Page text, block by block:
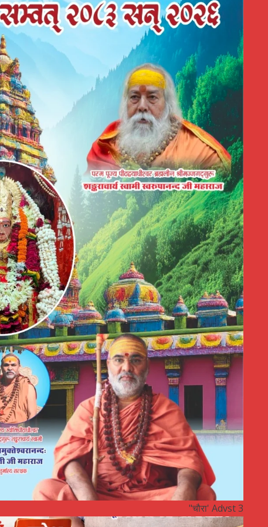
"चौरा' Advst 3